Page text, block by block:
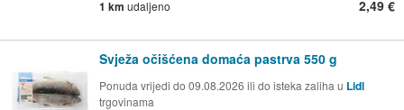
1 km udaljeno 2,49 €
Svježa očišćena domaća pastrva 550 g
Ponuda vrijedi do 09.08.2026 ili do isteka zaliha u Lidl
trgovinama